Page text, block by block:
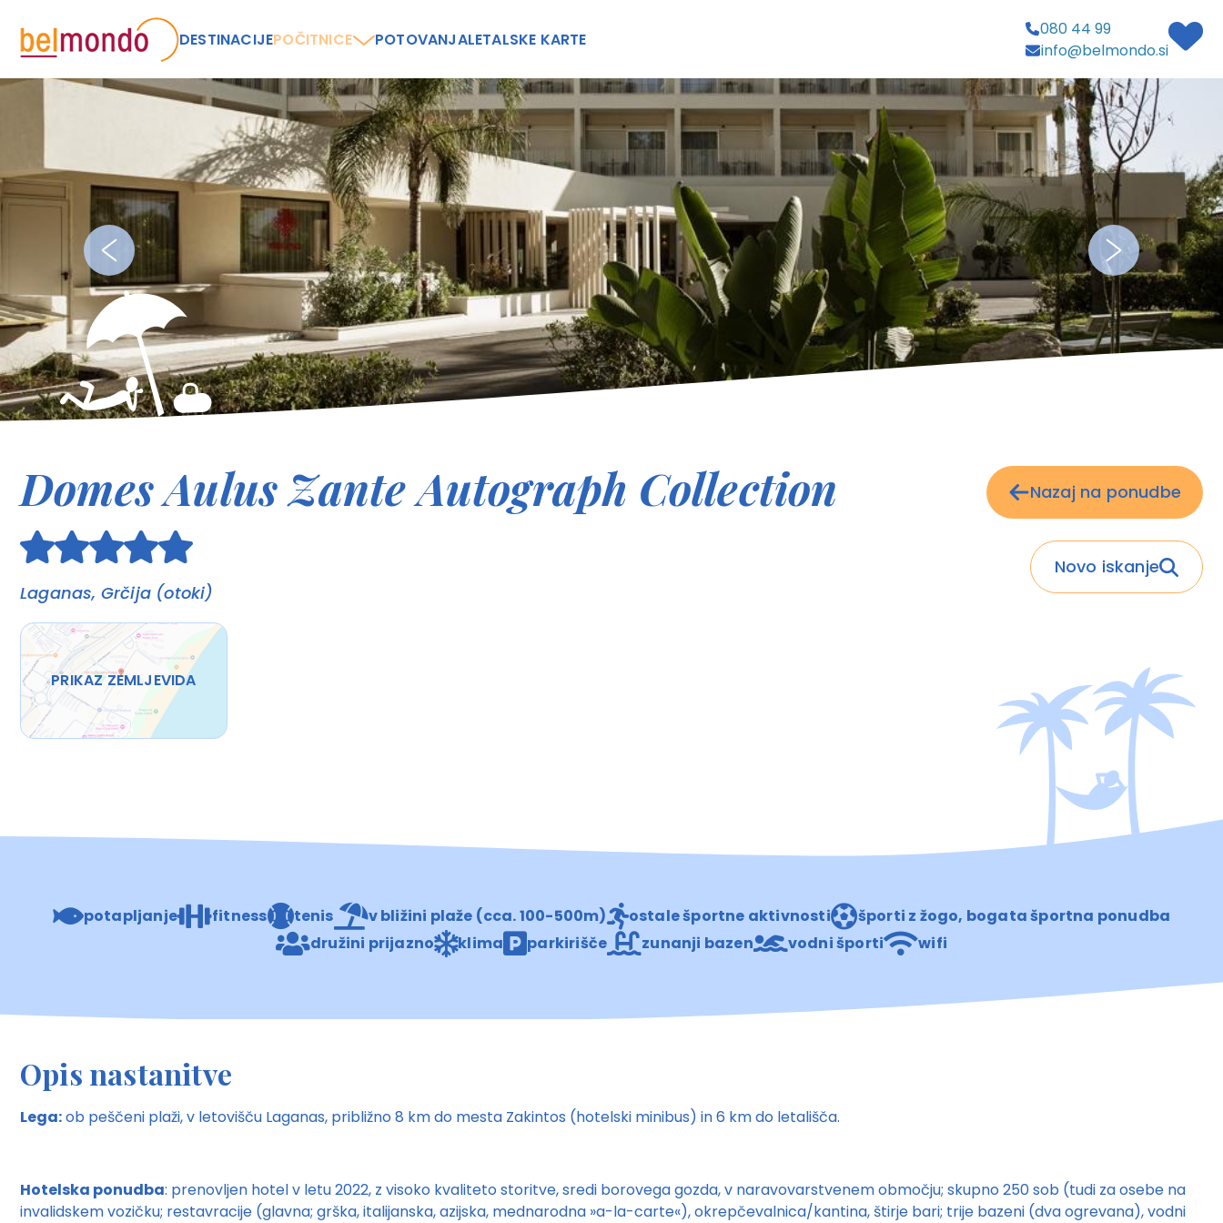
DESTINACIJEPOČITNICE POTOVANJALETALSKE KARTE
080 44 99
info@belmondo.si
Domes Aulus Zante Autograph Collection
Laganas, Grčija (otoki)
PRIKAZ ZEMLJEVIDA
Nazaj na ponudbe
Novo iskanje
potapljanje fitness tenis v bližini plaže (cca. 100-500m) ostale športne aktivnosti
športi z žogo, bogata športna ponudba
družini prijazno
klima parkirišče zunanji bazen vodni športi wifi
Opis nastanitve
Lega:ob peščeni plaži, v letovišču Laganas, približno 8 km do mesta Zakintos (hotelski minibus) in 6 km do letališča.
Hotelska ponudba: prenovljen hotel v letu 2022, z visoko kvaliteto storitve, sredi borovega gozda, v naravovarstvenem območju; skupno 250 sob (tudi za osebe na
invalidskem vozičku; restavracije (glavna; grška, italijanska, azijska, mednarodna »a-la-carte«), okrepčevalnica/kantina, štirje bari; trije bazeni (dva ogrevana), vodni